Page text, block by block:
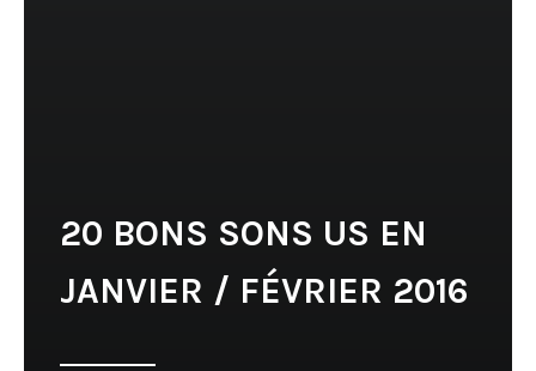
20 BONS SONS US EN
JANVIER / FÉVRIER 2016